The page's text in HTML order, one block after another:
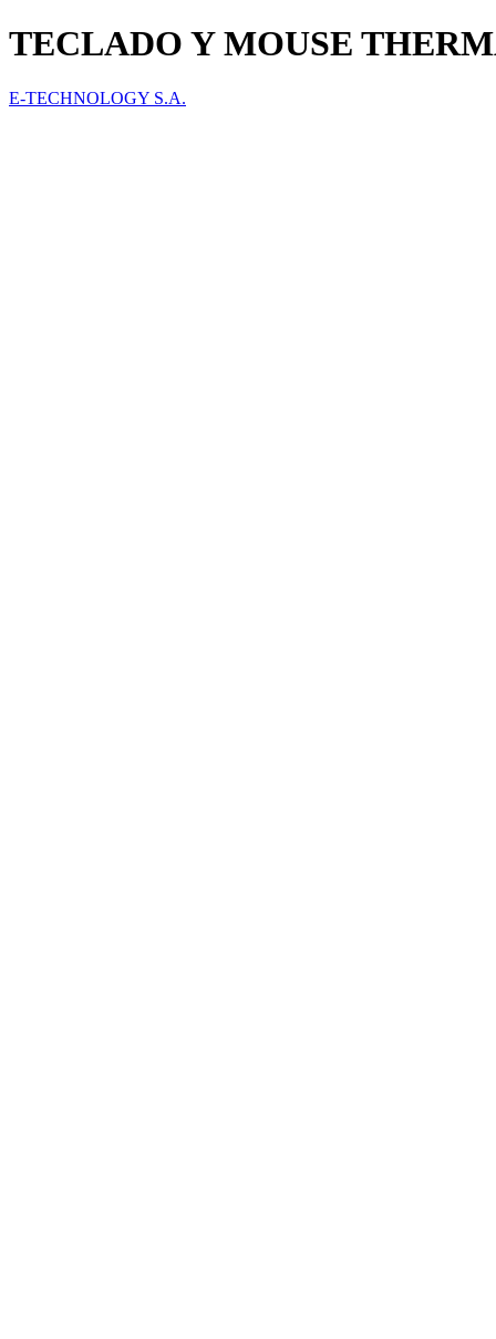
TECLADO Y MOUSE
E-TECHNOLOGY S.A.